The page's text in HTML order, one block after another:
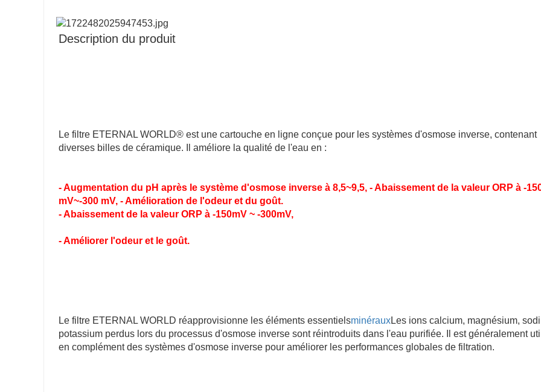
Description du produit
Le filtre ETERNAL WORLD® est une cartouche en ligne conçue pour les systèmes d'osmose inverse, contenant
diverses billes de céramique. Il améliore la qualité de l'eau en :
- Augmentation du pH après le système d'osmose inverse à 8,5~9,5, - Abaissement de la valeur ORP à -
mV~-300 mV, - Amélioration de l'odeur et du goût.
- Abaissement de la valeur ORP à -150mV ~ -300mV,
- Améliorer l'odeur et le goût.
Le filtre ETERNAL WORLD réapprovisionne les éléments essentielsminérauxLes ions calcium, magnésium,
potassium perdus lors du processus d'osmose inverse sont réintroduits dans l'eau purifiée. Il est généralement
en complément des systèmes d'osmose inverse pour améliorer les performances globales de filtration.